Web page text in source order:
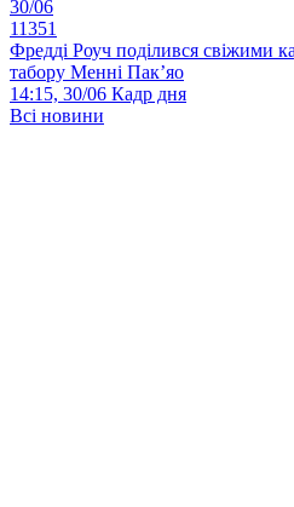
30/06
11351
Фредді Роуч поділився свіжими
табору Менні Пак’яо
14:15, 30/06 Кадр дня
Всі новини